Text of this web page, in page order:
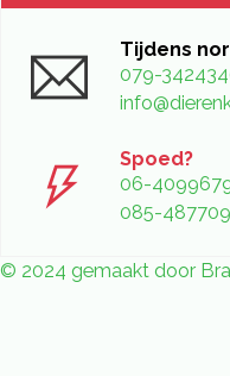
Tijdens
079-
Spoed?
06-
085-
© 2024 gemaakt door